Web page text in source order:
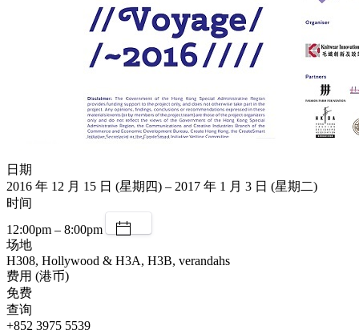
日期
2016 年 12 月 15 日 (星期四) – 2017 年 1 月 3 日 (星期二)
时间
12:00pm – 8:00pm
场地
H308, Hollywood & H3A, H3B, verandahs
费用 (港币)
免费
查询
+852 3975 5539